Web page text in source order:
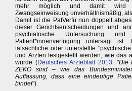
mehr möglich und damit wird
Zwangseinweisung unverhältnismäßig,
Damit ist die PatVerfü nun doppelt
dieser Gerichtsentscheidungen und
psychiatrische Untersuchung
Patient*innenverfügung untersagt
tatsächliche oder unterstellte
und Ärzten festgestellt werden, wie das
wurde (Deutsches Ärzteblatt 2013: "Die
ZEKO sind – wie das
Auffassung, dass eine eindeutige
bindet").